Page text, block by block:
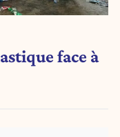
face à